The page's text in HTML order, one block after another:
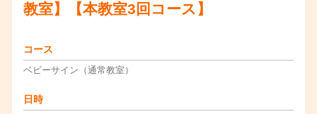
教室】【本教室3回コース】
コース
ベビーサイン（通常教室）
日時